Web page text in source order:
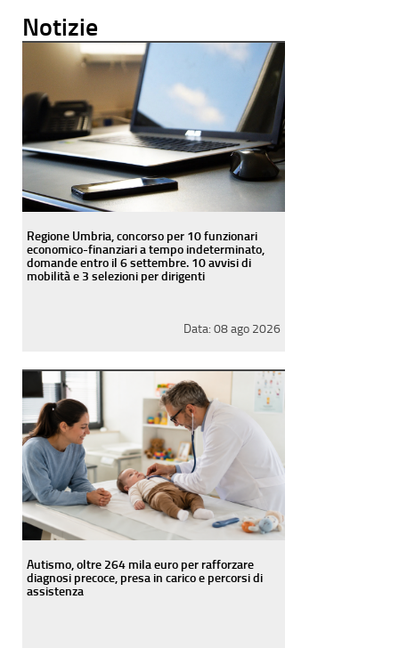
Notizie
Regione Umbria, concorso per 10 funzionari
economico-finanziari a tempo indeterminato,
domande entro il 6 settembre. 10 avvisi di
mobilità e 3 selezioni per dirigenti
Data: 08 ago 2026
Autismo, oltre 264 mila euro per rafforzare
diagnosi precoce, presa in carico e percorsi di
assistenza